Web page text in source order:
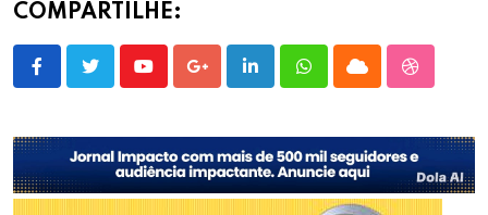
COMPARTILHE:
YoutubeGoogle+LinkedInWhatsappCloud